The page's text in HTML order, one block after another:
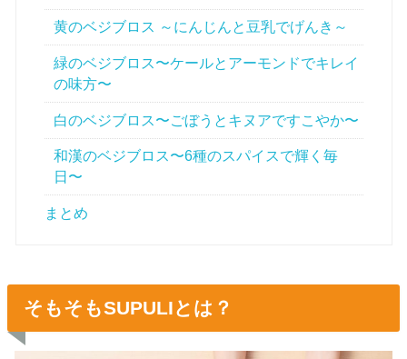
黄のベジブロス ～にんじんと豆乳でげんき～
緑のベジブロス〜ケールとアーモンドでキレイ
の味方〜
白のベジブロス〜ごぼうとキヌアですこやか〜
和漢のベジブロス〜6種のスパイスで輝く毎
日〜
まとめ
そもそもSUPULIとは？